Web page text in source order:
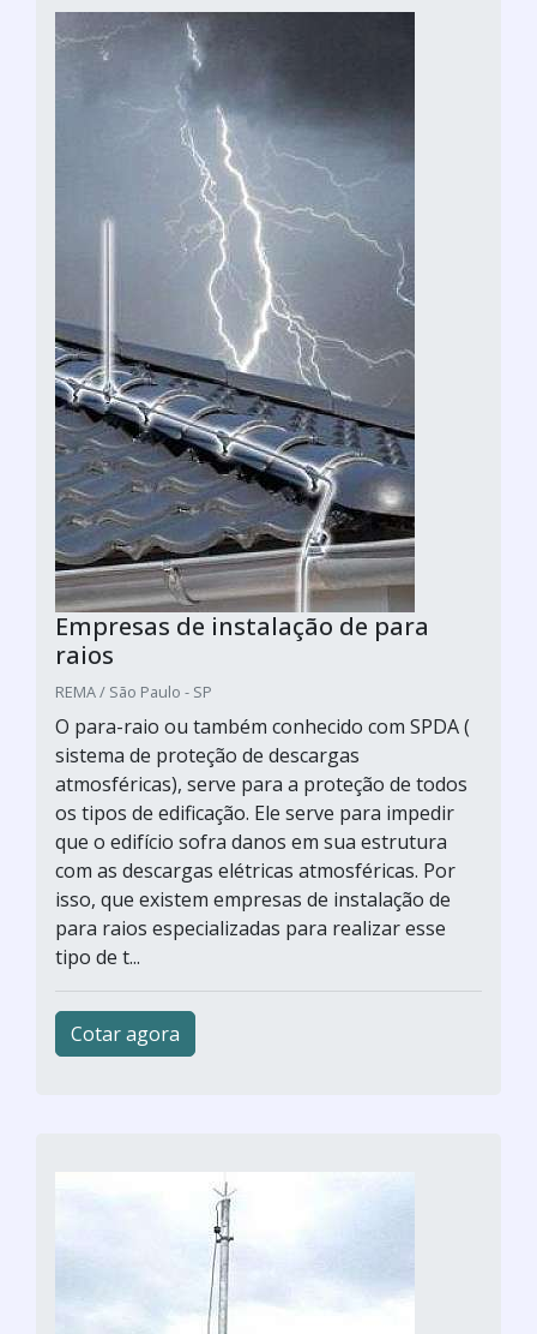
Empresas de instalação de para
raios
REMA / São Paulo - SP
O para-raio ou também conhecido com SPDA (
sistema de proteção de descargas
atmosféricas), serve para a proteção de todos
os tipos de edificação. Ele serve para impedir
que o edifício sofra danos em sua estrutura
com as descargas elétricas atmosféricas. Por
isso, que existem empresas de instalação de
para raios especializadas para realizar esse
tipo de t...
Cotar agora